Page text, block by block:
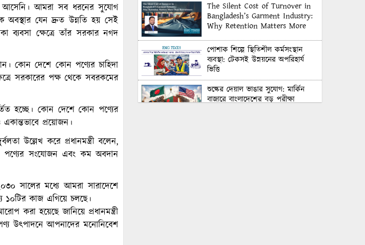
আসেনি। আমরা সব ধরনের সুযোগ
অবস্থার যেন দ্রুত উন্নতি হয় সেই
ব্যবসা ক্ষেত্রে তাঁর সরকার নগদ
কোন দেশে কোন পণ্যের চাহিদা
সরকারের পক্ষ থেকে সবরকমের
হচ্ছে। কোন দেশে কোন পণ্যের
প্রয়োজন।
উল্লেখ করে প্রধানমন্ত্রী বলেন,
পণ্যের সংযোজন এবং কম অবদান
সালের মধ্যে আমরা সারাদেশে
১০টির কাজ এগিয়ে চলছে।
করা হয়েছে জানিয়ে প্রধানমন্ত্রী
উৎপাদনে আপনাদের মনোনিবেশ
The Silent Cost of Turnover in
Bangladesh’s Garment Industry:
Why Retention Matters More
পোশাক শিল্পে স্থিতিশীল কর্মসংস্থান
ব্যবস্থা: টেকসই উন্নয়নের অপরিহার্য
ভিত্তি
শুল্কের দেয়াল ভাঙার সুযোগ: মার্কিন
বাজারে বাংলাদেশের বড় পরীক্ষা